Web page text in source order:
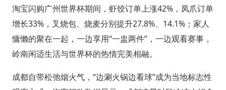
淘宝闪购广州世界杯期间，虾饺订单上涨42%，凤爪订单
增长33%，叉烧包、烧麦分别提升27.8%、14.1%；家人
慵懒的聚在一起，一边享用“一盅两件”，一边观看赛事，
岭南闲适生活与世界杯的热情完美相融。
成都自带松弛烟火气，“边涮火锅边看球”成为当地标志性